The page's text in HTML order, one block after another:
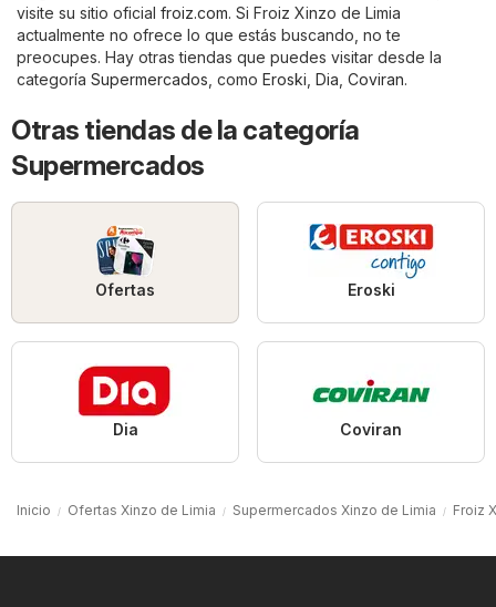
visite su sitio oficial froiz.com. Si Froiz Xinzo de Limia
actualmente no ofrece lo que estás buscando, no te
preocupes. Hay otras tiendas que puedes visitar desde la
categoría Supermercados , como Eroski Dia Coviran.
Otras tiendas de la categoría
Supermercados
Ofertas Eroski
Dia Coviran
Inicio Ofertas Xinzo de Limia Supermercados Xinzo de Limia Froiz